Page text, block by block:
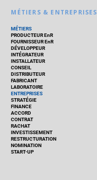
MÉTIERS & ENTREPRISES
MÉTIERS
PRODUCTEUR EnR
FOURNISSEUR EnR
DÉVELOPPEUR
INTÉGRATEUR
INSTALLATEUR
CONSEIL
DISTRIBUTEUR
FABRICANT
LABORATOIRE
ENTREPRISES
STRATÉGIE
FINANCE
ACCORD
CONTRAT
RACHAT
INVESTISSEMENT
RESTRUCTURATION
NOMINATION
START-UP